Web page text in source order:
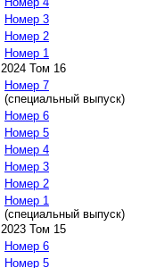
Номер 3
Номер 2
Номер 1
2024 Том 16
Номер 7
(специальный выпуск)
Номер 6
Номер 5
Номер 4
Номер 3
Номер 2
Номер 1
(специальный выпуск)
2023 Том 15
Номер 6
Номер 5